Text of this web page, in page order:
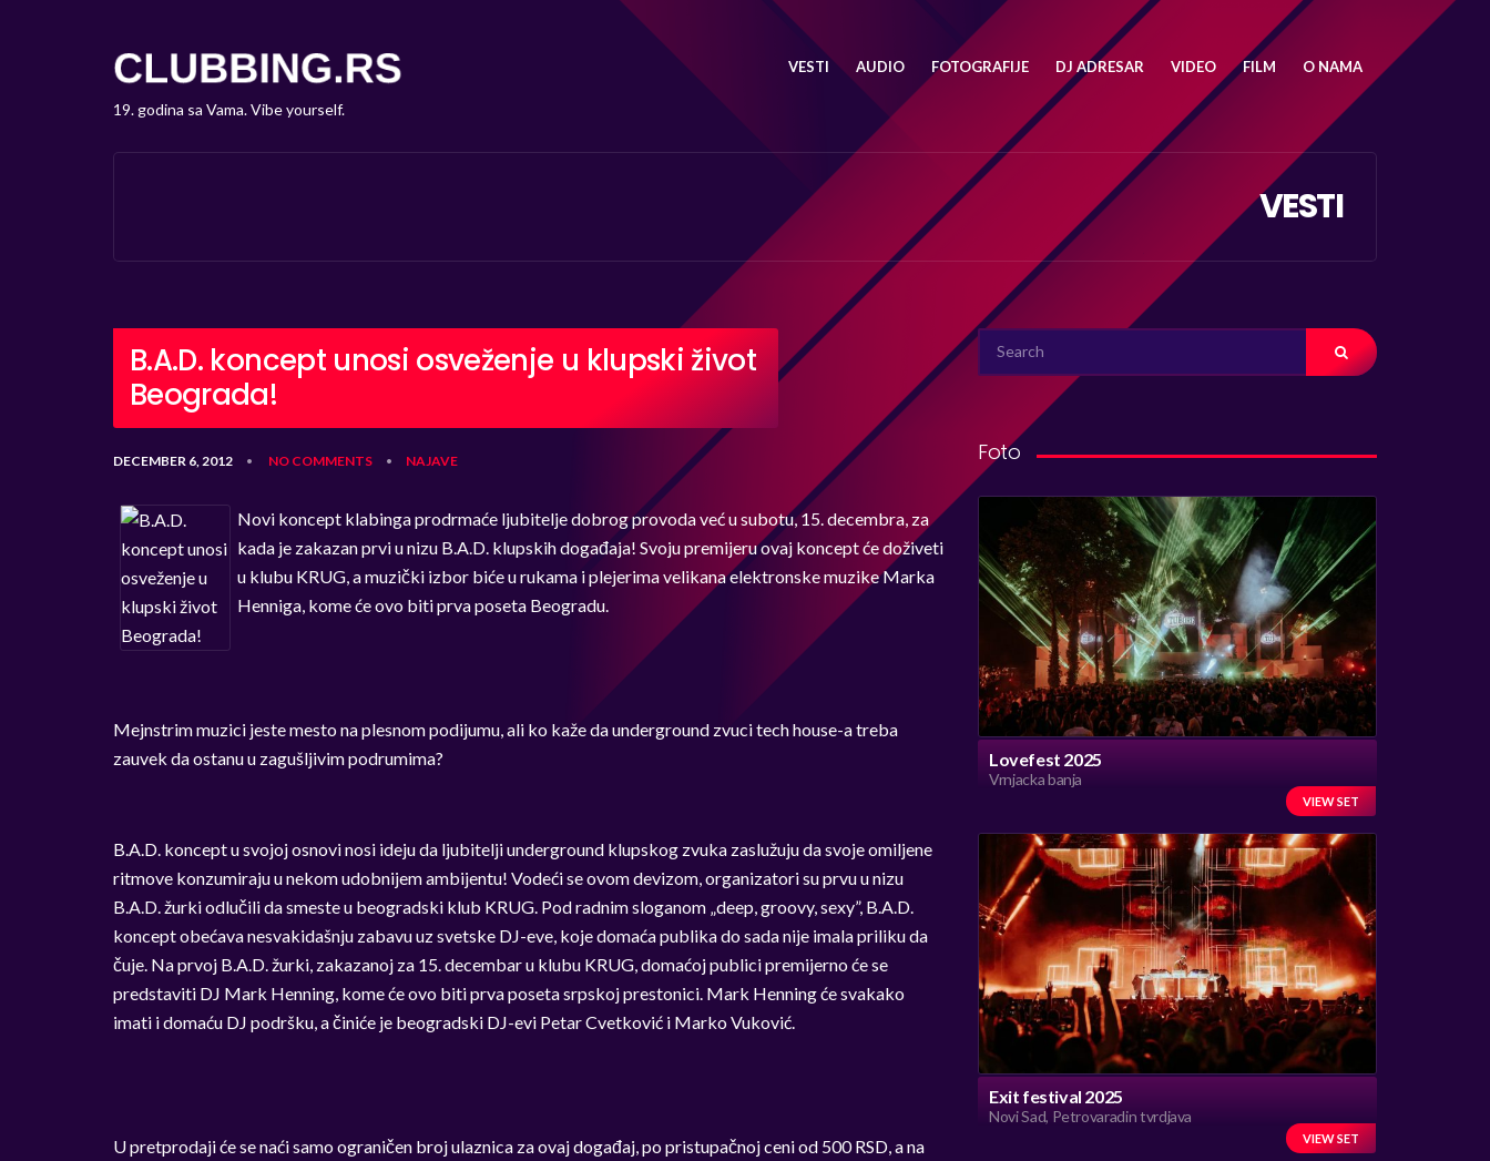
19. godina sa Vama. Vibe yourself.
VESTI AUDIO FOTOGRAFIJE DJ ADRESAR VIDEO FILM O NAMA
VESTI
B.A.D. koncept unosi osveženje u klupski život
Beograda!
DECEMBER 6, 2012 • NO COMMENTS • NAJAVE
Novi koncept klabinga prodrmaće ljubitelje dobrog provoda već u subotu, 15. decembra, za
kada je zakazan prvi u nizu B.A.D. klupskih događaja! Svoju premijeru ovaj koncept će doživeti
u klubu KRUG, a muzički izbor biće u rukama i plejerima velikana elektronske muzike Marka
Henniga, kome će ovo biti prva poseta Beogradu.
Mejnstrim muzici jeste mesto na plesnom podijumu, ali ko kaže da underground zvuci tech house-a treba
zauvek da ostanu u zagušljivim podrumima?
B.A.D. koncept u svojoj osnovi nosi ideju da ljubitelji underground klupskog zvuka zaslužuju da svoje omiljene
ritmove konzumiraju u nekom udobnijem ambijentu! Vodeći se ovom devizom, organizatori su prvu u nizu
B.A.D. žurki odlučili da smeste u beogradski klub KRUG. Pod radnim sloganom „deep, groovy, sexy”, B.A.D.
koncept obećava nesvakidašnju zabavu uz svetske DJ-eve, koje domaća publika do sada nije imala priliku da
čuje. Na prvoj B.A.D. žurki, zakazanoj za 15. decembar u klubu KRUG, domaćoj publici premijerno će se
predstaviti DJ Mark Henning, kome će ovo biti prva poseta srpskoj prestonici. Mark Henning će svakako
imati i domaću DJ podršku, a činiće je beogradski DJ-evi Petar Cvetković i Marko Vuković.
U pretprodaji će se naći samo ograničen broj ulaznica za ovaj događaj, po pristupačnoj ceni od 500 RSD, a na
SEARCH
FOR:
Foto
Lovefest 2025
Vrnjacka banja
VIEW SET
Exit festival 2025
Novi Sad, Petrovaradin tvrdjava
VIEW SET